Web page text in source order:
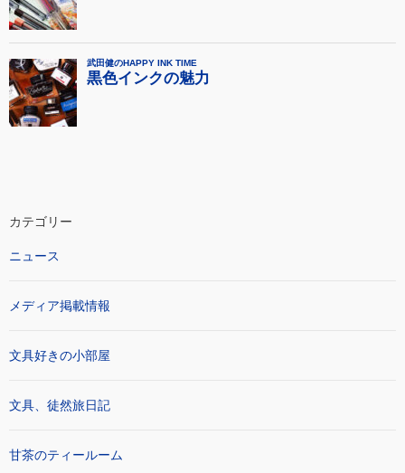
カテゴリー
ニュース
メディア掲載情報
文具好きの小部屋
文具、徒然旅日記
甘茶のティールーム